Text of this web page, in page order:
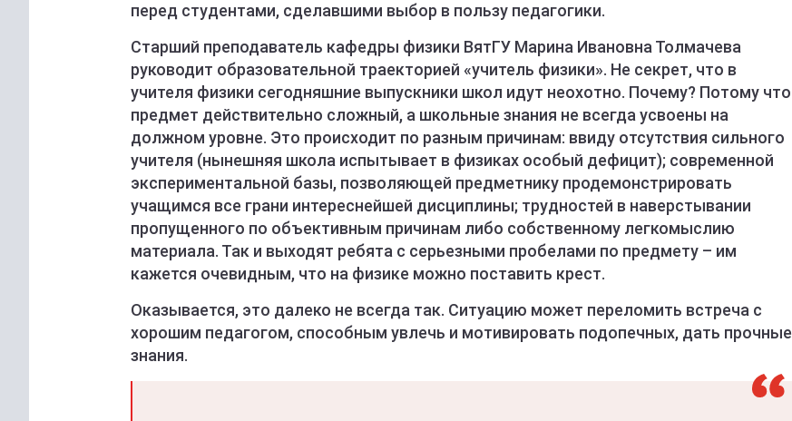
перед студентами, сделавшими выбор в пользу педагогики.
Старший преподаватель кафедры физики ВятГУ Марина Ивановна Толмачева
руководит образовательной траекторией «учитель физики». Не секрет, что в
учителя физики сегодняшние выпускники школ идут неохотно. Почему? Потому что
предмет действительно сложный, а школьные знания не всегда усвоены на
должном уровне. Это происходит по разным причинам: ввиду отсутствия сильного
учителя (нынешняя школа испытывает в физиках особый дефицит); современной
экспериментальной базы, позволяющей предметнику продемонстрировать
учащимся все грани интереснейшей дисциплины; трудностей в наверстывании
пропущенного по объективным причинам либо собственному легкомыслию
материала. Так и выходят ребята с серьезными пробелами по предмету – им
кажется очевидным, что на физике можно поставить крест.
Оказывается, это далеко не всегда так. Ситуацию может переломить встреча с
хорошим педагогом, способным увлечь и мотивировать подопечных, дать прочные
знания.